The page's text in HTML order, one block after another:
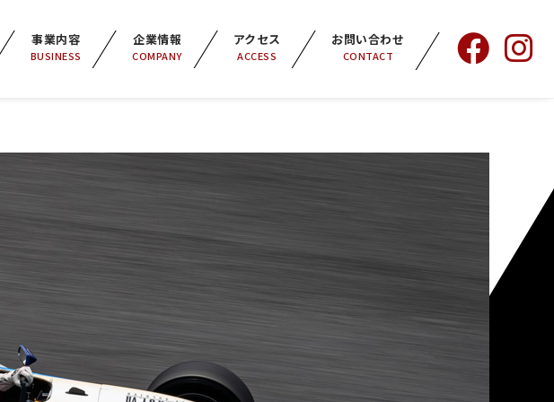
事業内容
BUSINESS
企業情報
COMPANY
アクセス
ACCESS
お問い合わせ
CONTACT